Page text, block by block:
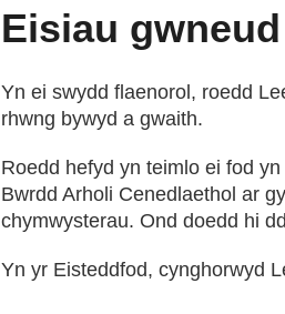
Eisiau
Yn ei swydd flaenorol, roedd
rhwng bywyd a gwaith.
Roedd hefyd yn teimlo ei fod
Bwrdd Arholi Cenedlaethol ar
chymwysterau. Ond doedd hi
Yn yr Eisteddfod, cynghorwyd